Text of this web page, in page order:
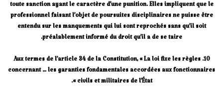
toute sanction ayant le caractère d’une punition. Elles impliquent que le
professionnel faisant l’objet de poursuites disciplinaires ne puisse être
entendu sur les manquements qui lui sont reprochés sans qu’il soit
préalablement informé du droit qu’il a de se taire.
10. Aux termes de l’article 34 de la Constitution, « La loi fixe les règles
concernant … les garanties fondamentales accordées aux fonctionnaires
civils et militaires de l’État ».